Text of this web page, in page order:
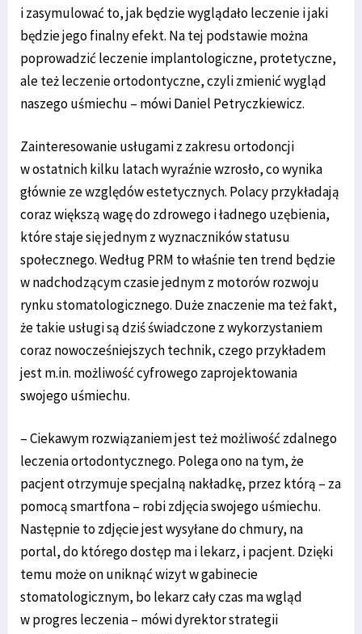
i zasymulować to, jak będzie wyglądało leczenie i jaki
będzie jego finalny efekt. Na tej podstawie można
poprowadzić leczenie implantologiczne, protetyczne,
ale też leczenie ortodontyczne, czyli zmienić wygląd
naszego uśmiechu – mówi Daniel Petryczkiewicz.
Zainteresowanie usługami z zakresu ortodoncji
w ostatnich kilku latach wyraźnie wzrosło, co wynika
głównie ze względów estetycznych. Polacy przykładają
coraz większą wagę do zdrowego i ładnego uzębienia,
które staje się jednym z wyznaczników statusu
społecznego. Według PRM to właśnie ten trend będzie
w nadchodzącym czasie jednym z motorów rozwoju
rynku stomatologicznego. Duże znaczenie ma też fakt,
że takie usługi są dziś świadczone z wykorzystaniem
coraz nowocześniejszych technik, czego przykładem
jest m.in. możliwość cyfrowego zaprojektowania
swojego uśmiechu.
– Ciekawym rozwiązaniem jest też możliwość zdalnego
leczenia ortodontycznego. Polega ono na tym, że
pacjent otrzymuje specjalną nakładkę, przez którą – za
pomocą smartfona – robi zdjęcia swojego uśmiechu.
Następnie to zdjęcie jest wysyłane do chmury, na
portal, do którego dostęp ma i lekarz, i pacjent. Dzięki
temu może on uniknąć wizyt w gabinecie
stomatologicznym, bo lekarz cały czas ma wgląd
w progres leczenia – mówi dyrektor strategii